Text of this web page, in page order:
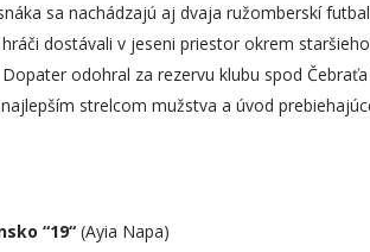
sa nachádzajú aj dvaja ružomberskí
hráči dostávali v jeseni priestor okrem
odohral za rezervu klubu spod
strelcom mužstva a úvod
“19“ (Ayia Napa)